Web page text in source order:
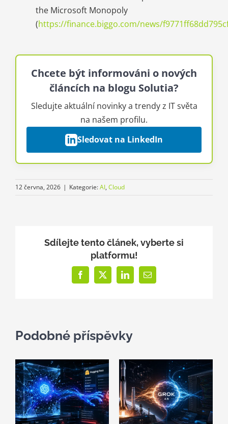
the Microsoft Monopoly
(https://finance.biggo.com/news/
Chcete být informováni o nových
článcích na blogu Solutia?
Sledujte aktuální novinky a trendy z IT světa
na našem profilu.
Sledovat na LinkedIn
12 června, 2026 | Kategorie:AI, Cloud
Sdílejte tento článek, vyberte si
platformu!
Facebook
X LinkedIn
E-
Podobné příspěvky